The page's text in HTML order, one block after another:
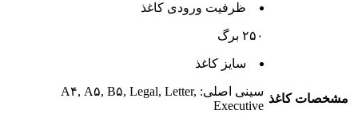
مشخصات کاغذ
ظرفیت ورودی کاغذ
۲۵۰ برگ
سایز کاغذ
سینی اصلی: A۴, A۵, B۵, Legal, Letter,
Executive